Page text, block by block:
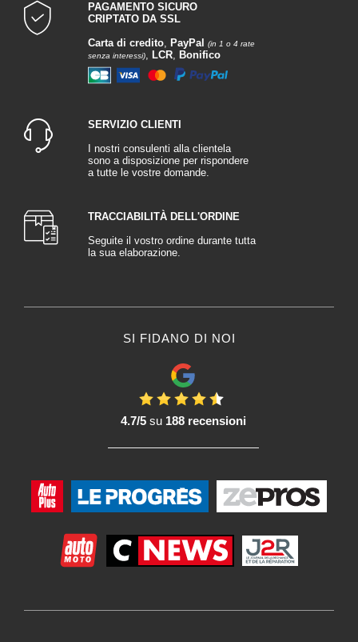
PAGAMENTO SICURO
CRIPTATO DA SSL
Carta di credito, PayPal
(in 1 o 4 rate
senza interessi), LCR, Bonifico
SERVIZIO CLIENTI
I nostri consulenti alla clientela
sono a disposizione per rispondere
a tutte le vostre domande.
TRACCIABILITÀ DELL'ORDINE
Seguite il vostro ordine durante tutta
la sua elaborazione.
SI FIDANO DI NOI
4.7/5su 188 recensioni